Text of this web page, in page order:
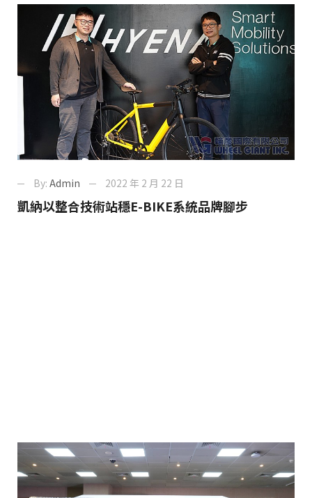
By: Admin 2022 年 2 月 22 日
凱納以整合技術站穩E-BIKE系統品牌腳步